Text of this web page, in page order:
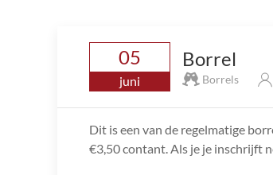
05
juni
Borrel
Borrels
Dit is een van de regelmatige
€3,50 contant. Als je je inschrijft